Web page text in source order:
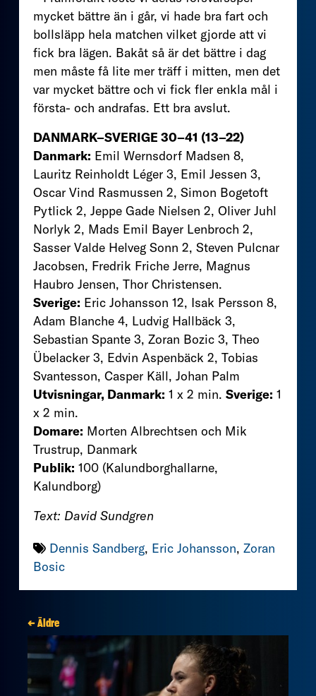
mycket bättre än i går, vi hade bra fart och
bollsläpp hela matchen vilket gjorde att vi
fick bra lägen. Bakåt så är det bättre i dag
men måste få lite mer träff i mitten, men det
var mycket bättre och vi fick fler enkla mål i
första- och andrafas. Ett bra avslut.
DANMARK–SVERIGE 30–41 (13–22)
Danmark: Emil Wernsdorf Madsen 8,
Lauritz Reinholdt Léger 3, Emil Jessen 3,
Oscar Vind Rasmussen 2, Simon Bogetoft
Pytlick 2, Jeppe Gade Nielsen 2, Oliver Juhl
Norlyk 2, Mads Emil Bayer Lenbroch 2,
Sasser Valde Helveg Sonn 2, Steven Pulcnar
Jacobsen, Fredrik Friche Jerre, Magnus
Haubro Jensen, Thor Christensen.
Sverige: Eric Johansson 12, Isak Persson 8,
Adam Blanche 4, Ludvig Hallbäck 3,
Sebastian Spante 3, Zoran Bozic 3, Theo
Übelacker 3, Edvin Aspenbäck 2, Tobias
Svantesson, Casper Käll, Johan Palm
Utvisningar, Danmark: 1 x 2 min. Sverige: 1
x 2 min.
Domare: Morten Albrechtsen och Mik
Trustrup, Danmark
Publik: 100 (Kalundborghallarne,
Kalundborg)
Text: David Sundgren
Dennis Sandberg, Eric Johansson, Zoran
Bosic
← Äldre